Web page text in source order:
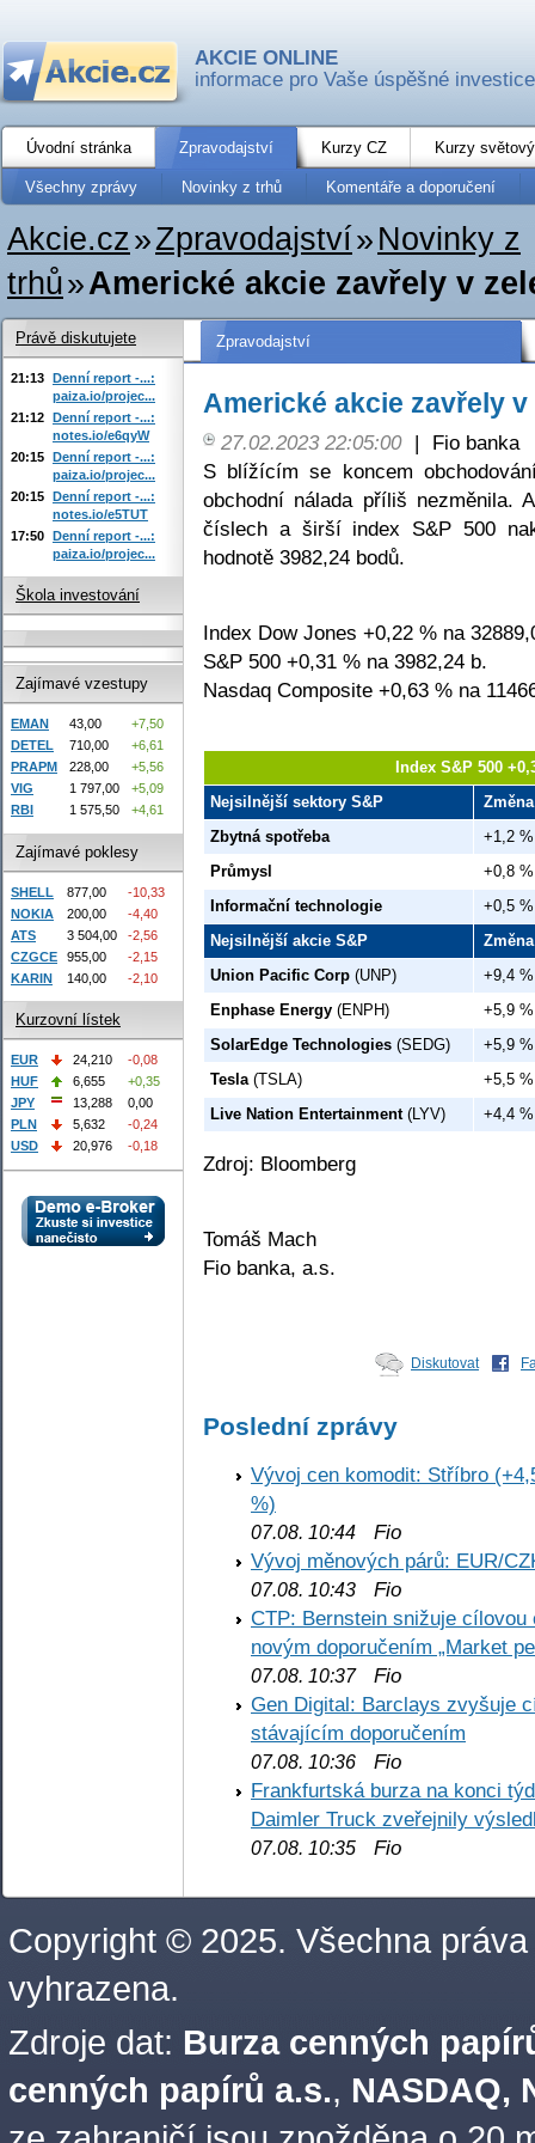
AKCIE ONLINE
informace pro Vaše úspěšné investice
Úvodní stránka Zpravodajství Kurzy CZ Kurzy
Všechny zprávy Novinky z trhů Komentáře a doporučení
Akcie.cz»Zpravodajství» Novinky z
trhů»Americké akcie zavřely v
Zpravodajství
Americké akcie zavřely
27.02.2023 22:05:00 |
Fio banka
S blížícím se koncem
obchodní nálada příliš nezměnila.
číslech a širší index S&P 500
hodnotě 3982,24 bodů.
Index Dow Jones +0,22 % na
S&P 500 +0,31 % na 3982,24 b.
Nasdaq Composite +0,63 % na
Index S&P 500
Nejsilnější sektory S&P
Změna
Zbytná spotřeba
+1,2 %
Průmysl
+0,8 %
Informační technologie
+0,5 %
Nejsilnější akcie S&P
Změna
Union Pacific Corp (UNP)
+9,4 %
Enphase Energy (ENPH)
+5,9 %
SolarEdge Technologies (SEDG)
+5,9 %
Tesla (TSLA)
+5,5 %
Live Nation Entertainment(LYV) +4,4 %
Zdroj: Bloomberg
Tomáš Mach
Fio banka, a.s.
Diskutovat
Poslední zprávy
Vývoj cen komodit: Stříbro
%)
07.08. 10:44 Fio
Vývoj měnových párů: EUR/
07.08. 10:43 Fio
CTP: Bernstein snižuje
novým doporučením „Market
07.08. 10:37Fio
Gen Digital: Barclays zvyšuje
stávajícím doporučením
07.08. 10:36 Fio
Frankfurtská burza na konci
Daimler Truck zveřejnily
07.08. 10:35 Fio
Právě diskutujete
21:13 Denní report -...:
paiza.io/projec...
21:12 Denní report -...:
notes.io/e6qyW
20:15 Denní report -...:
paiza.io/projec...
20:15 Denní report -...:
notes.io/e5TUT
17:50 Denní report -...:
paiza.io/projec...
Škola investování
Zajímavé vzestupy
EMAN 43,00
+7,50
DETEL
710,00
+6,61
PRAPM
228,00
+5,56
VIG
1 797,00
+5,09
RBI
1 575,50 +4,61
Zajímavé poklesy
SHELL 877,00
-10,33
NOKIA
200,00
-4,40
ATS
3 504,00
-2,56
CZGCE
955,00
-2,15
KARIN
140,00 -2,10
Kurzovní lístek
EUR 24,210
-0,08
HUF
6,655
+0,35
JPY
13,288
0,00
PLN
5,632
-0,24
USD
20,976 -0,18
Copyright © 2025. Všechna práva
vyhrazena.
Zdroje dat: Burza cenných
cenných papírů a.s., NASDAQ,